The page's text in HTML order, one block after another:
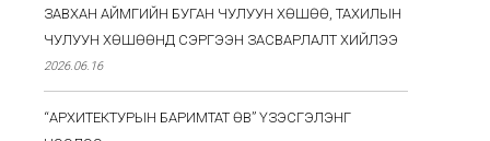
ЗАВХАН АЙМГИЙН БУГАН ЧУЛУУН ХӨШӨӨ, ТАХИЛЫН
ЧУЛУУН ХӨШӨӨНД СЭРГЭЭН ЗАСВАРЛАЛТ ХИЙЛЭЭ
2026.06.16
“АРХИТЕКТУРЫН БАРИМТАТ ӨВ” ҮЗЭСГЭЛЭНГ